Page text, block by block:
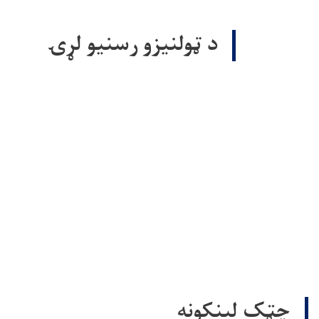
د ټولنيزو رسنيو لړۍ